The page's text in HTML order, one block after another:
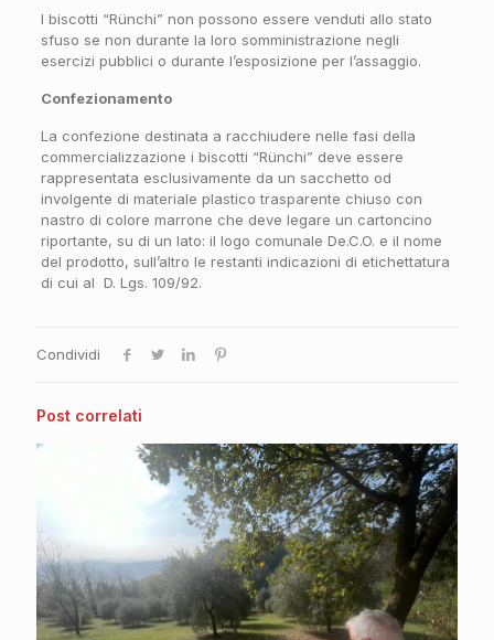
I biscotti “Rünchi” non possono essere venduti allo stato
sfuso se non durante la loro somministrazione negli
esercizi pubblici o durante l’esposizione per l’assaggio.
Confezionamento
La confezione destinata a racchiudere nelle fasi della
commercializzazione i biscotti “Rünchi” deve essere
rappresentata esclusivamente da un sacchetto od
involgente di materiale plastico trasparente chiuso con
nastro di colore marrone che deve legare un cartoncino
riportante, su di un lato: il logo comunale De.C.O. e il nome
del prodotto, sull’altro le restanti indicazioni di etichettatura
di cui al D. Lgs. 109/92.
Condividi
Post correlati